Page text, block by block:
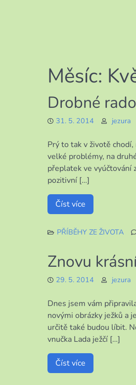
Měsíc:
Drobné
31. 5. 2014 jezura
Prý to tak v životě
velké problémy, na
přeplatek ve vyúčtování
pozitivní […]
Číst více
PŘÍBĚHY ZE ŽIVOTA
Znovu
29. 5. 2014 jezura
Dnes jsem vám
novými obrázky ježků a
určitě také budou líbit.
vnučka Lada ježčí […]
Číst více